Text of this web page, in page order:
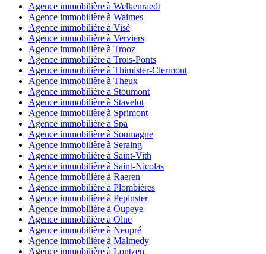
Agence immobilière à Welkenraedt
Agence immobilière à Waimes
Agence immobilière à Visé
Agence immobilière à Verviers
Agence immobilière à Trooz
Agence immobilière à Trois-Ponts
Agence immobilière à Thimister-Clermont
Agence immobilière à Theux
Agence immobilière à Stoumont
Agence immobilière à Stavelot
Agence immobilière à Sprimont
Agence immobilière à Spa
Agence immobilière à Soumagne
Agence immobilière à Seraing
Agence immobilière à Saint-Vith
Agence immobilière à Saint-Nicolas
Agence immobilière à Raeren
Agence immobilière à Plombières
Agence immobilière à Pepinster
Agence immobilière à Oupeye
Agence immobilière à Olne
Agence immobilière à Neupré
Agence immobilière à Malmedy
Agence immobilière à Lontzen